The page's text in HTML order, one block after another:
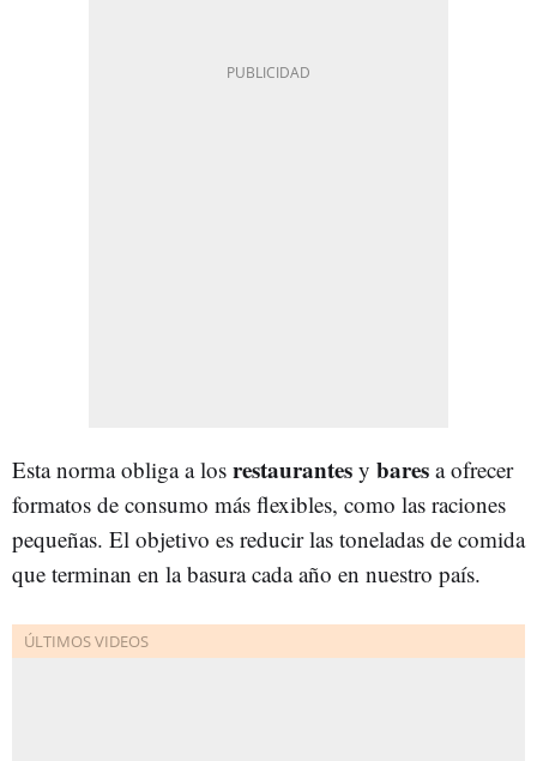
Esta norma obliga a los restaurantes y bares a ofrecer
formatos de consumo más flexibles, como las raciones
pequeñas. El objetivo es reducir las toneladas de comida
que terminan en la basura cada año en nuestro país.